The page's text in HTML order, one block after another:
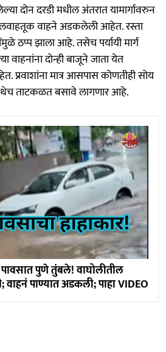
दोन दरडी मधील अंतरात यामार्गावरुन
वाहने अडकलेली आहेत. रस्ता
ठप्प झाला आहे. तसेच पर्यायी मार्ग
दोन्ही बाजूने जाता येत
मात्र आसपास कोणतीही सोय
ताटकळत बसावे लागणार आहे.
पुणे तुंबले! वाघोलीतील
वाहनं पाण्यात अडकली; पाहा VIDEO